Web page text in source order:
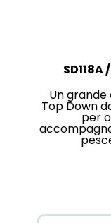
SD118A
Un
Top Down
per